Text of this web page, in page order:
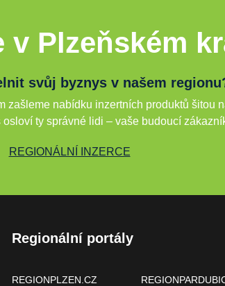
v Plzeňském
svůj byznys v našem
zašleme nabídku inzertních produktů šitou
ty správné lidi – vaše budoucí
REGIONÁLNÍ INZERCE
Regionální portály
REGIONPLZEN.CZ